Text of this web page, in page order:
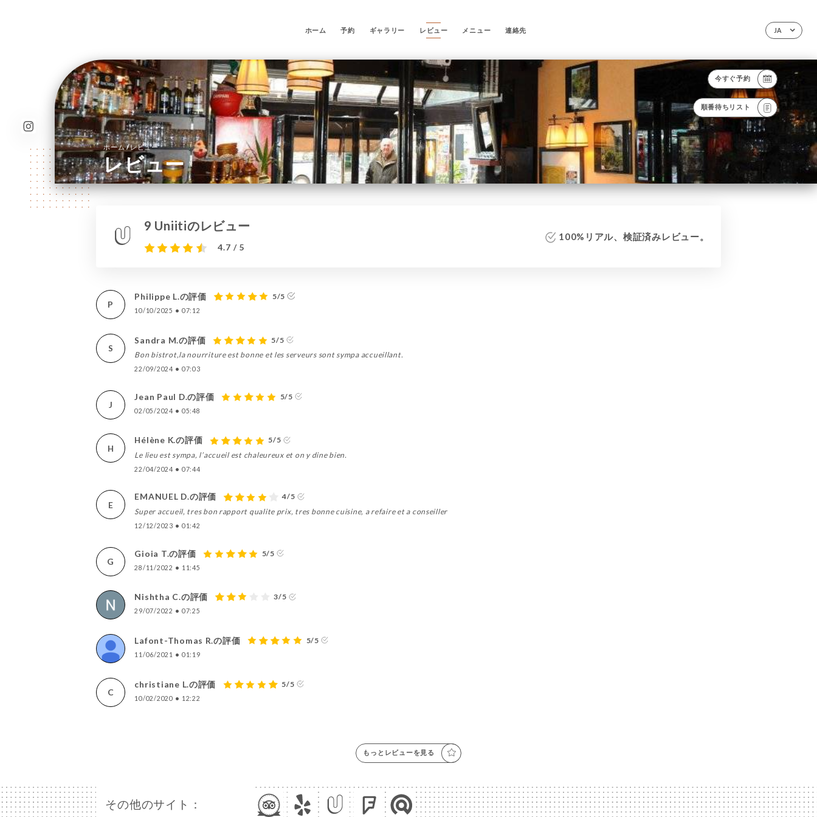
JA
ホーム 予約 ギャラリー レビュー メニュー 連絡先
今すぐ予約
順番待ちリスト
ホーム/レビュー
レビュー
9 Uniitiのレビュー
4.7 / 5
100%リアル、検証済みレビュー。
P
Philippe L.の評価 5/5
10/10/2025 • 07:12
S
Sandra M.の評価
5/5
Bon bistrot,la nourriture est bonne et les serveurs sont sympa accueillant.
22/09/2024 • 07:03
J
Jean Paul D.の評価 5/5
02/05/2024 • 05:48
H
Hélène K.の評価
5/5
Le lieu est sympa, l’accueil est chaleureux et on y dine bien.
22/04/2024 • 07:44
E
EMANUEL D.の評価
4/5
Super accueil, tres bon rapport qualite prix, tres bonne cuisine, a refaire et a conseiller
12/12/2023 • 01:42
G
Gioia T.の評価 5/5
28/11/2022 • 11:45
Nishtha C.の評価 3/5
29/07/2022 • 07:25
Lafont-Thomas R.の評価 5/5
11/06/2021 • 01:19
C
christiane L.の評価 5/5
10/02/2020 • 12:22
もっとレビューを見る
その他のサイト：